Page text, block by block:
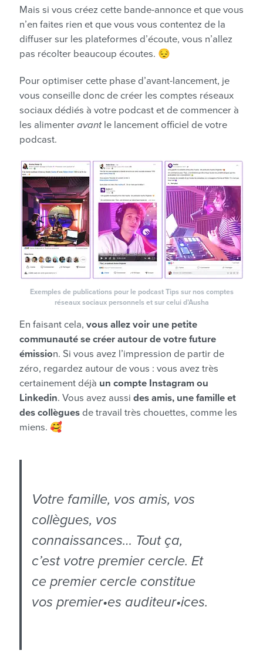
Mais si vous créez cette bande-annonce et que vous
n’en faites rien et que vous vous contentez de la
diffuser sur les plateformes d’écoute, vous n’allez
pas récolter beaucoup écoutes. 😔
Pour optimiser cette phase d’avant-lancement, je
vous conseille donc de créer les comptes réseaux
sociaux dédiés à votre podcast et de commencer à
les alimenter avantle lancement officiel de votre
podcast.
Exemples de publications pour le podcast Tips sur nos comptes
réseaux sociaux personnels et sur celui d’Ausha
En faisant cela, vous allez voir une petite
communauté se créer autour de votre future
émission. Si vous avez l’impression de partir de
zéro, regardez autour de vous : vous avez très
certainement déjà un compte Instagram ou
Linkedin. Vous avez aussi des amis, une famille et
des collègues de travail très chouettes, comme les
miens. 🥰
Votre famille, vos amis, vos
collègues, vos
connaissances… Tout ça,
c’est votre premier cercle. Et
ce premier cercle constitue
vos premier•es auditeur•ices.